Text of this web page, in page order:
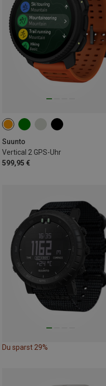
Suunto
Vertical 2 GPS-Uhr
599,95 €
Du sparst 29%